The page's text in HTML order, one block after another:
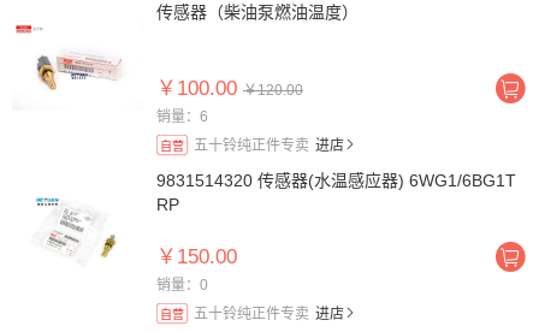
传感器（柴油泵燃油温度）
￥100.00 ￥120.00
销量：6
自营 五十铃纯正件专卖 进店
9831514320 传感器(水温感应器) 6WG1/6BG1T
RP
￥150.00
销量：0
自营 五十铃纯正件专卖 进店